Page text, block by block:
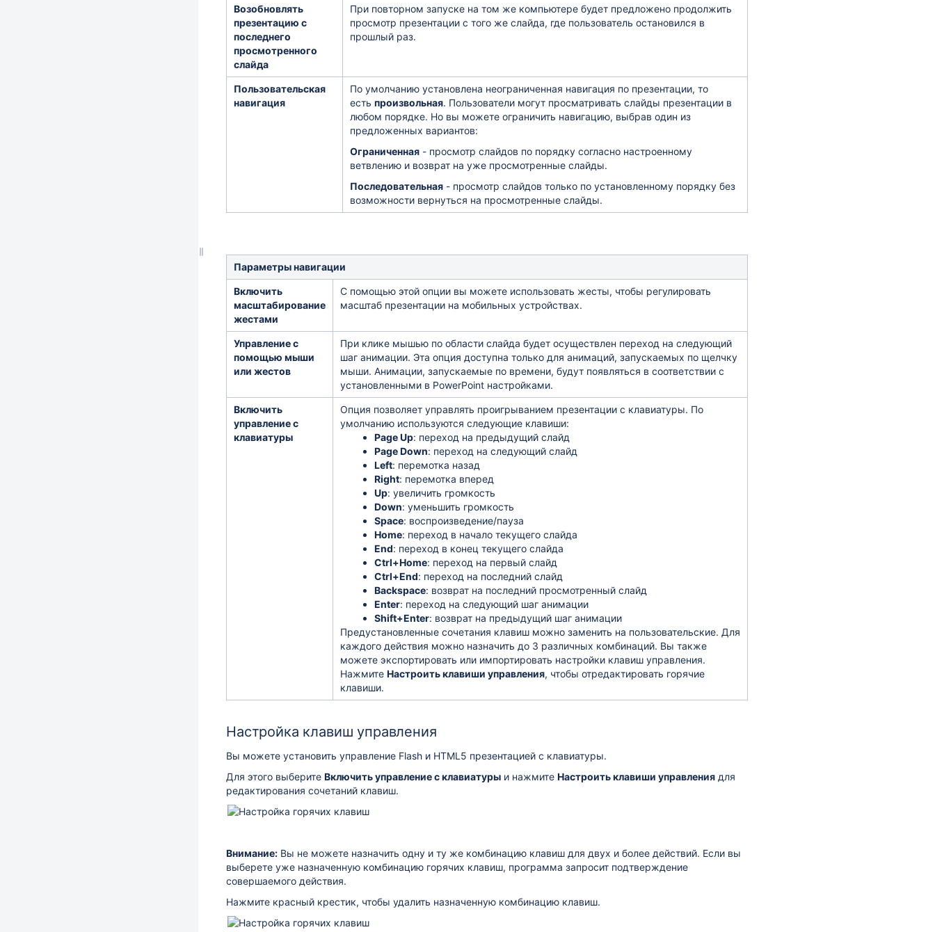
Возобновлять
презентацию с
последнего
просмотренного
слайда
При повторном запуске на том же компьютере будет предложено продолжить
просмотр презентации с того же слайда, где пользователь остановился в
прошлый раз.
Пользовательская
навигация
По умолчанию установлена неограниченная навигация по презентации, то
есть произвольная. Пользователи могут просматривать слайды презентации в
любом порядке. Но вы можете ограничить навигацию, выбрав один из
предложенных вариантов:
Ограниченная - просмотр слайдов по порядку согласно настроенному
ветвлению и возврат на уже просмотренные слайды.
Последовательная - просмотр слайдов только по установленному порядку без
возможности вернуться на просмотренные слайды.
Параметры навигации
Включить
масштабирование
жестами
С помощью этой опции вы можете использовать жесты, чтобы регулировать
масштаб презентации на мобильных устройствах.
Управление с
помощью мыши
или жестов
При клике мышью по области слайда будет осуществлен переход на следующий
шаг анимации. Эта опция доступна только для анимаций, запускаемых по щелчку
мыши. Анимации, запускаемые по времени, будут появляться в соответствии с
установленными в PowerPoint настройками.
Включить
управление с
клавиатуры
Опция позволяет управлять проигрыванием презентации с клавиатуры. По
умолчанию используются следующие клавиши:
Page Up: переход на предыдущий слайд
Page Down: переход на следующий слайд
Left: перемотка назад
Right: перемотка вперед
Up: увеличить громкость
Down: уменьшить громкость
Space: воспроизведение/пауза
Home: переход в начало текущего слайда
End: переход в конец текущего слайда
Ctrl+Home: переход на первый слайд
Ctrl+End: переход на последний слайд
Backspace: возврат на последний просмотренный слайд
Enter: переход на следующий шаг анимации
Shift+Enter: возврат на предыдущий шаг анимации
Предустановленные сочетания клавиш можно заменить на пользовательские. Для
каждого действия можно назначить до 3 различных комбинаций. Вы также
можете экспортировать или импортировать настройки клавиш управления.
Нажмите Настроить клавиши управления, чтобы отредактировать горячие
клавиши.
Настройка клавиш управления
Вы можете установить управление Flash и HTML5 презентацией с клавиатуры.
Для этого выберите Включить управление с клавиатуры и нажмите Настроить клавиши управления для
редактирования сочетаний клавиш.
Внимание: Вы не можете назначить одну и ту же комбинацию клавиш для двух и более действий. Если вы
выберете уже назначенную комбинацию горячих клавиш, программа запросит подтверждение
совершаемого действия.
Нажмите красный крестик, чтобы удалить назначенную комбинацию клавиш.